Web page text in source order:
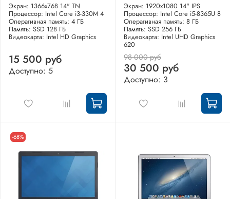
Экран: 1366x768 14" TN
Процессор: Intel Core i3-330M 4
Оперативная память: 4 ГБ
Память: SSD 128 ГБ
Видеокарта: Intel HD Graphics
15 500 руб
Доступно: 5
Экран: 1920x1080 14" IPS
Процессор: Intel Core i5-8365U 8
Оперативная память: 8 ГБ
Память: SSD 256 ГБ
Видеокарта: Intel UHD Graphics
620
98 000 руб
30 500 руб
Доступно: 3
-68%